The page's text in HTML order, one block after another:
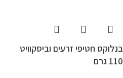
בנלוקס חטיפי זרעים וביסקוויט
110 גרם